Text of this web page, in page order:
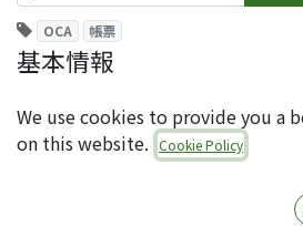
OCA 帳票
基本情報
ライセンス: AGPL-3
オーサー: Quartile
利用可能バージョン (2025年3
We use cookies to provide you a
on this website. Cookie Policy